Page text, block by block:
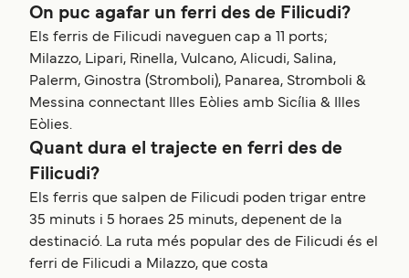
On puc agafar un ferri des de Filicudi?
Els ferris de Filicudi naveguen cap a 11 ports;
Milazzo, Lipari, Rinella, Vulcano, Alicudi, Salina,
Palerm, Ginostra (Stromboli), Panarea, Stromboli &
Messina connectant Illes Eòlies amb Sicília & Illes
Eòlies.
Quant dura el trajecte en ferri des de
Filicudi?
Els ferris que salpen de Filicudi poden trigar entre
35 minuts i 5 horaes 25 minuts, depenent de la
destinació. La ruta més popular des de Filicudi és el
ferri de Filicudi a Milazzo, que costa